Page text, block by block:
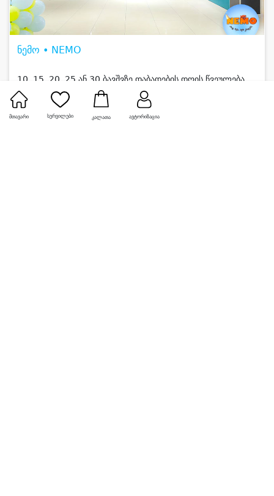
მთავარი სურვილები კალათა ავტორიზაცია
ნემო • NEMO
10, 15, 20, 25 ან 30 ბავშვზე დაბადების დღის წვეულება
630 ₾
425 ₾